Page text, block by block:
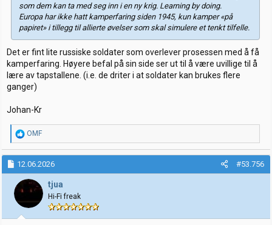
som dem kan ta med seg inn i en ny krig. Learning by doing.
Europa har ikke hatt kamperfaring siden 1945, kun kamper «på
papiret» i tillegg til allierte øvelser som skal simulere et tenkt tilfelle.
Det er fint lite russiske soldater som overlever prosessen med å få
kamperfaring. Høyere befal på sin side ser ut til å være uvillige til å
lære av tapstallene. (i.e. de driter i at soldater kan brukes flere
ganger)
Johan-Kr
R
e
a
k
j
o
n
e
r
OMF
12.06.2026 #53.756
tjua
Hi-Fi freak